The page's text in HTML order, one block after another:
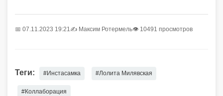
📅 07.11.2023 19:21✍️ Максим Ротермель👁 10491 просмотров
Теги: #Инстасамка #Лолита Милявская
#Коллаборация